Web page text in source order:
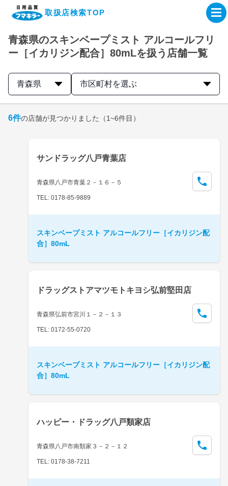
取扱店検索TOP
企業・IR情報サイト
製品情報サイト
取扱店検索はこちら
青森県のスキンベープミスト アルコールフリ
ー［イカリジン配合］80mLを扱う店舗一覧
青森県 市区町村を選ぶ
6件の店舗が見つかりました （1~6件目）
サンドラッグ八戸青葉店
青森県八戸市青葉２－１６－５
TEL: 0178-85-9889
スキンベープミスト アルコールフリー［イカリジン配
合］80mL
ドラッグストアマツモトキヨシ弘前堅田店
青森県弘前市宮川１－２－１３
TEL: 0172-55-0720
スキンベープミスト アルコールフリー［イカリジン配
合］80mL
ハッピー・ドラッグ八戸類家店
青森県八戸市南類家３－２－１２
TEL: 0178-38-7211